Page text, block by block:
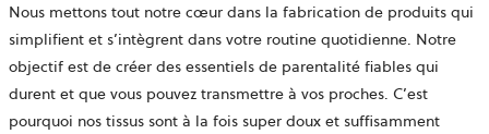
Nous mettons tout notre cœur dans la fabrication de produits qui
simplifient et s’intègrent dans votre routine quotidienne. Notre
objectif est de créer des essentiels de parentalité fiables qui
durent et que vous pouvez transmettre à vos proches. C’est
pourquoi nos tissus sont à la fois super doux et suffisamment